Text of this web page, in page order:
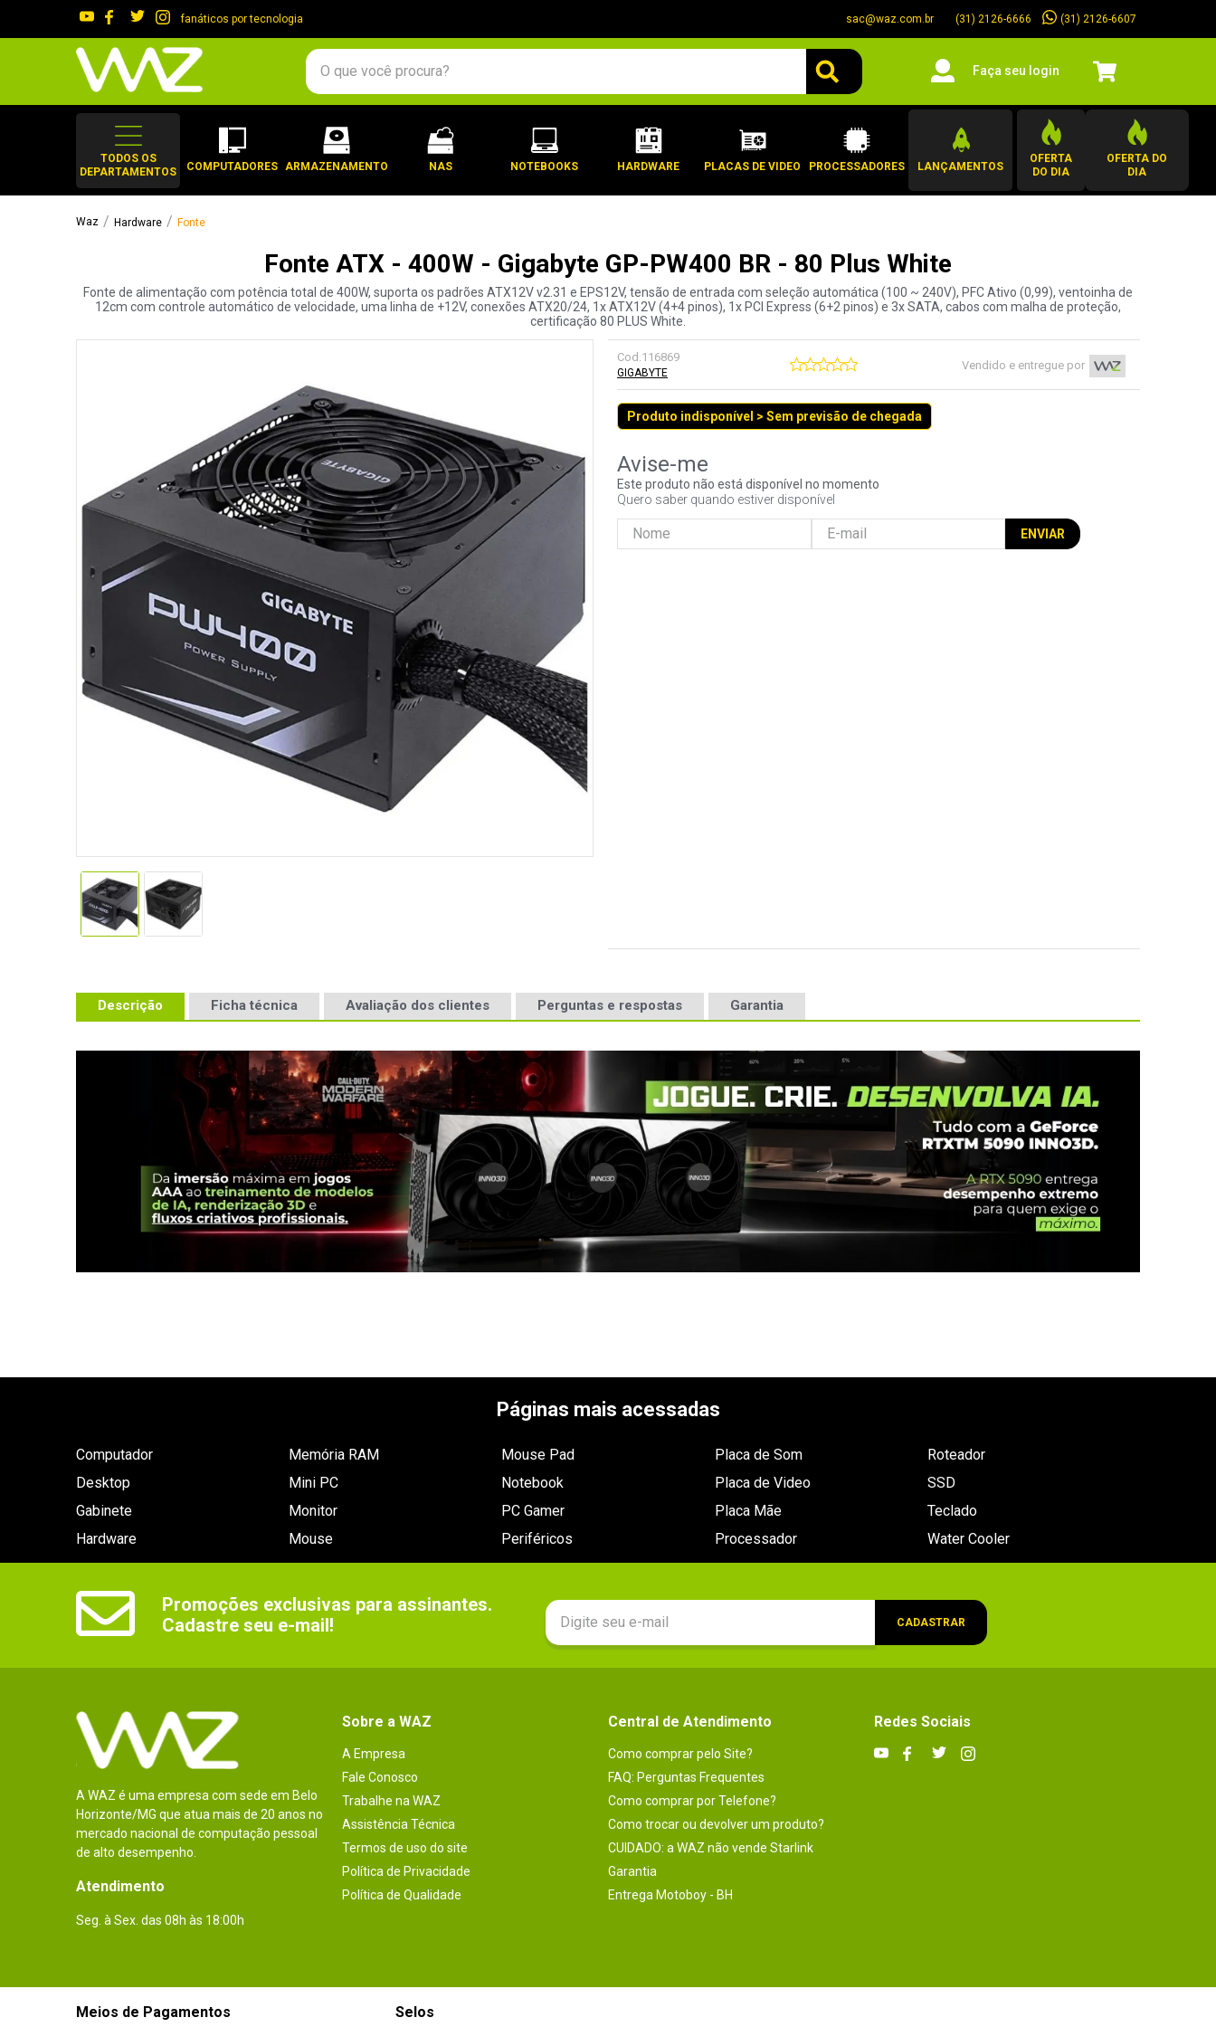
fanáticos por tecnologia sac@waz.com.br (31) 2126-6666 (31) 2126-6607
O que você procura?
Faça seu login
TODOS OS
DEPARTAMENTOS
COMPUTADORES ARMAZENAMENTO NAS NOTEBOOKS HARDWARE PLACAS DE VIDEO PROCESSADORES LANÇAMENTOS
OFERTA
DO DIA
OFERTA DO
DIA
Hardware Fonte
Fonte ATX - 400W - Gigabyte GP-PW400 BR - 80 Plus White
Fonte de alimentação com potência total de 400W, suporta os padrões ATX12V v2.31 e EPS12V, tensão de entrada com seleção automática (100 ~ 240V), PFC Ativo (0,99), ventoinha de
12cm com controle automático de velocidade, uma linha de +12V, conexões ATX20/24, 1x ATX12V (4+4 pinos), 1x PCI Express (6+2 pinos) e 3x SATA, cabos com malha de proteção,
certificação 80 PLUS White.
Cod.116869
GIGABYTE
Vendido e entregue por
Produto indisponível > Sem previsão de chegada
Este produto não está disponível no momento
Quero saber quando estiver disponível
ENVIAR
Descrição Ficha técnica Avaliação dos clientes Perguntas e respostas Garantia
Páginas mais acessadas
Computador
Desktop
Gabinete
Hardware
Memória RAM
Mini PC
Monitor
Mouse
Mouse Pad
Notebook
PC Gamer
Periféricos
Placa de Som
Placa de Video
Placa Mãe
Processador
Roteador
SSD
Teclado
Water Cooler
Promoções exclusivas para assinantes.
Cadastre seu e-mail!
CADASTRAR
A WAZ é uma empresa com sede em Belo
Horizonte/MG que atua mais de 20 anos no
mercado nacional de computação pessoal
de alto desempenho.
Atendimento
Seg. à Sex. das 08h às 18:00h
Sobre a WAZ
A Empresa
Fale Conosco
Trabalhe na WAZ
Assistência Técnica
Termos de uso do site
Política de Privacidade
Política de Qualidade
Central de Atendimento
Como comprar pelo Site?
FAQ: Perguntas Frequentes
Como comprar por Telefone?
Como trocar ou devolver um produto?
CUIDADO: a WAZ não vende Starlink
Garantia
Entrega Motoboy - BH
Redes Sociais
Meios de Pagamentos Selos
gabinete
2º
keychron
5º
openbox
6º
mouse
9º
controle
10º hd